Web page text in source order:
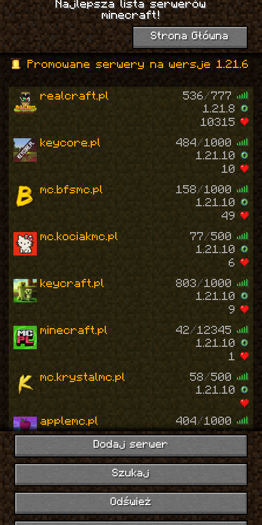
Najlepsza lista serwerów
minecraft!
Strona Główna
Dodaj serwer
Szukaj
Odśwież
Promowane serwery na wersje 1.21.6
realcraft.pl 536/ 777
1.21.8
10315
keycore.pl
484 / 1000
1.21.10
10
mc.bfsmc.pl
158/ 1000
1.21.10
49
mc.kociakmc.pl
77/ 500
1.21.10
6
keycraft.pl
803/ 1000
1.21.10
9
minecraft.pl
42/ 12345
1.21.10
1
mc.krystalmc.pl
58/ 500
1.21.10
applemc.pl 404 / 1000
1.21.10
skytop.pl
0/2026
1.21.10
7
craftmc.pl
540/3000